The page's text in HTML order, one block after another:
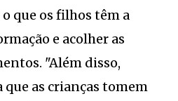
que os filhos têm a
e acolher as
"Além disso,
que as crianças tomem